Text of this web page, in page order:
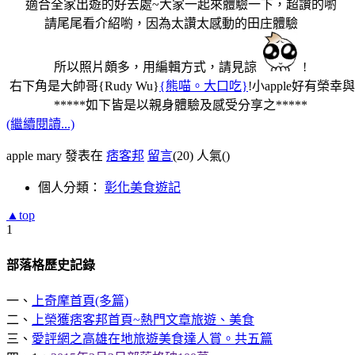
適合全家出遊的好去處~大家一起來體驗一下，超讚的喲
請尾尾看介紹喲，因為太讚太感動的田庄體驗
所以照片頗多，用編輯方式，請見諒
!
右下角是大帥哥{Rudy Wu}{熊喵。大口吃}!小apple好有榮幸
*****如下皆是以親身體驗及感受分享之*****
(繼續閱讀...)
apple mary 發表在 痞客邦 留言(20) 人氣()
個人分類： 彰化美食遊記
▲top
1
部落格歷史記錄
一、
上奇摩首頁(多篇)
二、
上榮獲痞客邦首頁~熱門文章旅遊、美食
三、 愛評網之高雄在地旅遊美食達人賞。共五篇